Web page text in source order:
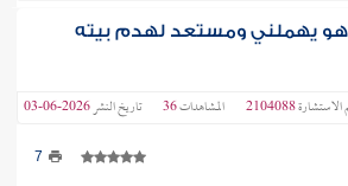
يهملني ومستعد لهدم بيته
الاستشارة2104088 المشاهدات36 تاريخ النشر2026-06-03
7